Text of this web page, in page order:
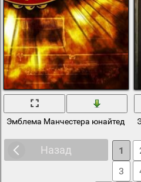
Эмблема Манчестера юнайтед на
Назад 1
3